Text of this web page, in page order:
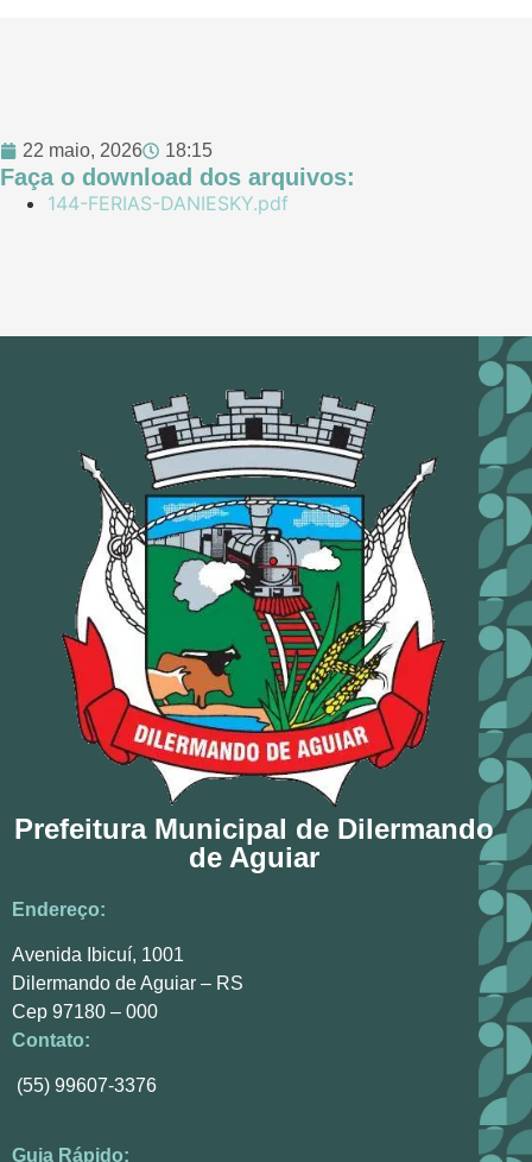
22 maio, 2026 18:15
Faça o download dos arquivos:
144-FERIAS-DANIESKY.pdf
Prefeitura Municipal de Dilermando
de Aguiar
Endereço:
Avenida Ibicuí, 1001
Dilermando de Aguiar – RS
Cep 97180 – 000
Contato:
(55) 99607-3376
Guia Rápido: